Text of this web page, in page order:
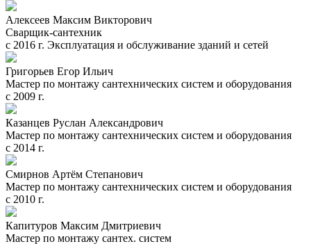
Алексеев Максим Викторович
Сварщик-сантехник
с 2016 г. Эксплуатация и обслуживание зданий и сетей
Григорьев Егор Ильич
Мастер по монтажу сантехнических систем и оборудования
с 2009 г.
Казанцев Руслан Александрович
Мастер по монтажу сантехнических систем и оборудования
с 2014 г.
Смирнов Артём Степанович
Мастер по монтажу сантехнических систем и оборудования
с 2010 г.
Капитуров Максим Дмитриевич
Мастер по монтажу сантех. систем